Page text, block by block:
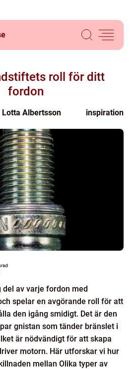
roll för ditt
fordon
Lotta Albertsson inspiration
av varje fordon med
spelar en avgörande roll för att
den igång smidigt. Det är den
gnistan som tänder bränslet i
är nödvändigt för att skapa
motorn. Här utforskar vi hur
mellan Olika typer av